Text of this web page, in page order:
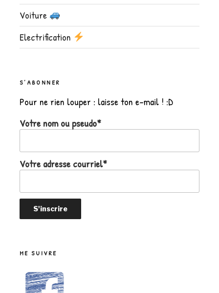
Voiture
Electrification
S’ABONNER
Pour ne rien louper : laisse ton e-mail ! :D
Votre nom ou pseudo*
Votre adresse courriel*
ME SUIVRE